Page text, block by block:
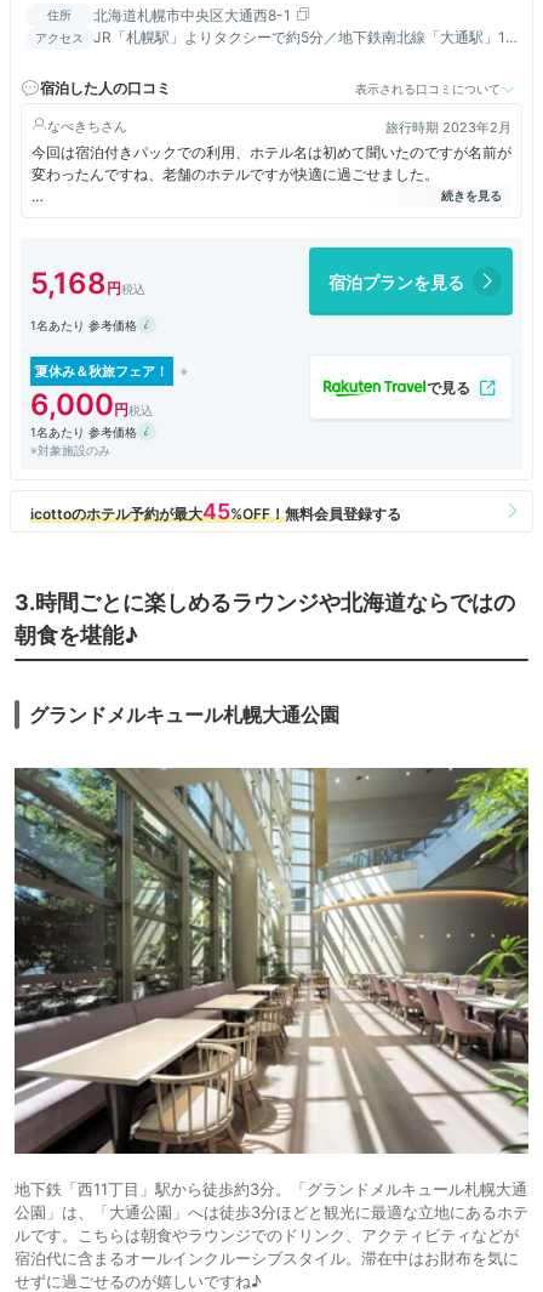
住所 北海道札幌市中央区大通西8-1
アクセス
JR「札幌駅」よりタクシーで約5分／地下鉄南北線「大通駅」1
3分
宿泊した人の口コミ 表示される口コミについて
なべきち 旅行時期 2023年2月
今回は宿泊付きパックでの利用、ホテル名は初めて聞いたのですが名前が
変わったんですね、老舗のホテルですが快適に過ごせました。
シティホテルらしくお部屋は広め、ゆっくりくつろぐことのできる椅子も
5,168 宿泊プランを見る
1名あたり 参考価格
夏休み＆秋旅フェア！
6,000
1名あたり 参考価格
※対象施設のみ
3.時間ごとに楽しめるラウンジや北海道ならではの
朝食を堪能♪
グランドメルキュール札幌大通公園
地下鉄「西11丁目」駅から徒歩約3分。「グランドメルキュール札幌大通
公園」は、「大通公園」へは徒歩3分ほどと観光に最適な立地にあるホテ
ルです。こちらは朝食やラウンジでのドリンク、アクティビティなどが
宿泊代に含まるオールインクルーシブスタイル。滞在中はお財布を気に
せずに過ごせるのが嬉しいですね♪